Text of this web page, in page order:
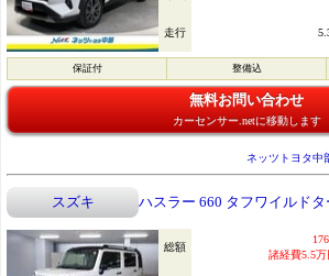
走行
保証付 整備込
無料お問い合わせ
カーセンサー.netに移動します
ネッツトヨタ中
スズキ ハスラー 660 タフワイルドタ
総額
諸経費5.5